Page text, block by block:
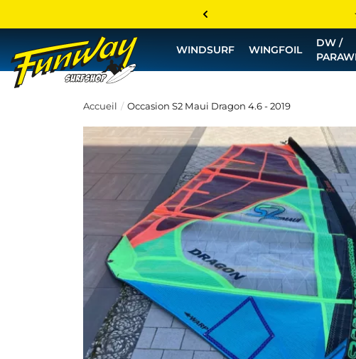
WINDSURF WINGFOIL
DW /
Accueil Occasion S2 Maui Dragon 4.6 - 2019